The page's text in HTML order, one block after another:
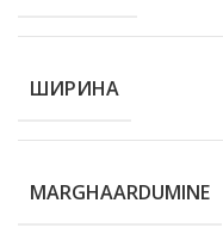
ШИРИНА
MARGHAARDUMINE